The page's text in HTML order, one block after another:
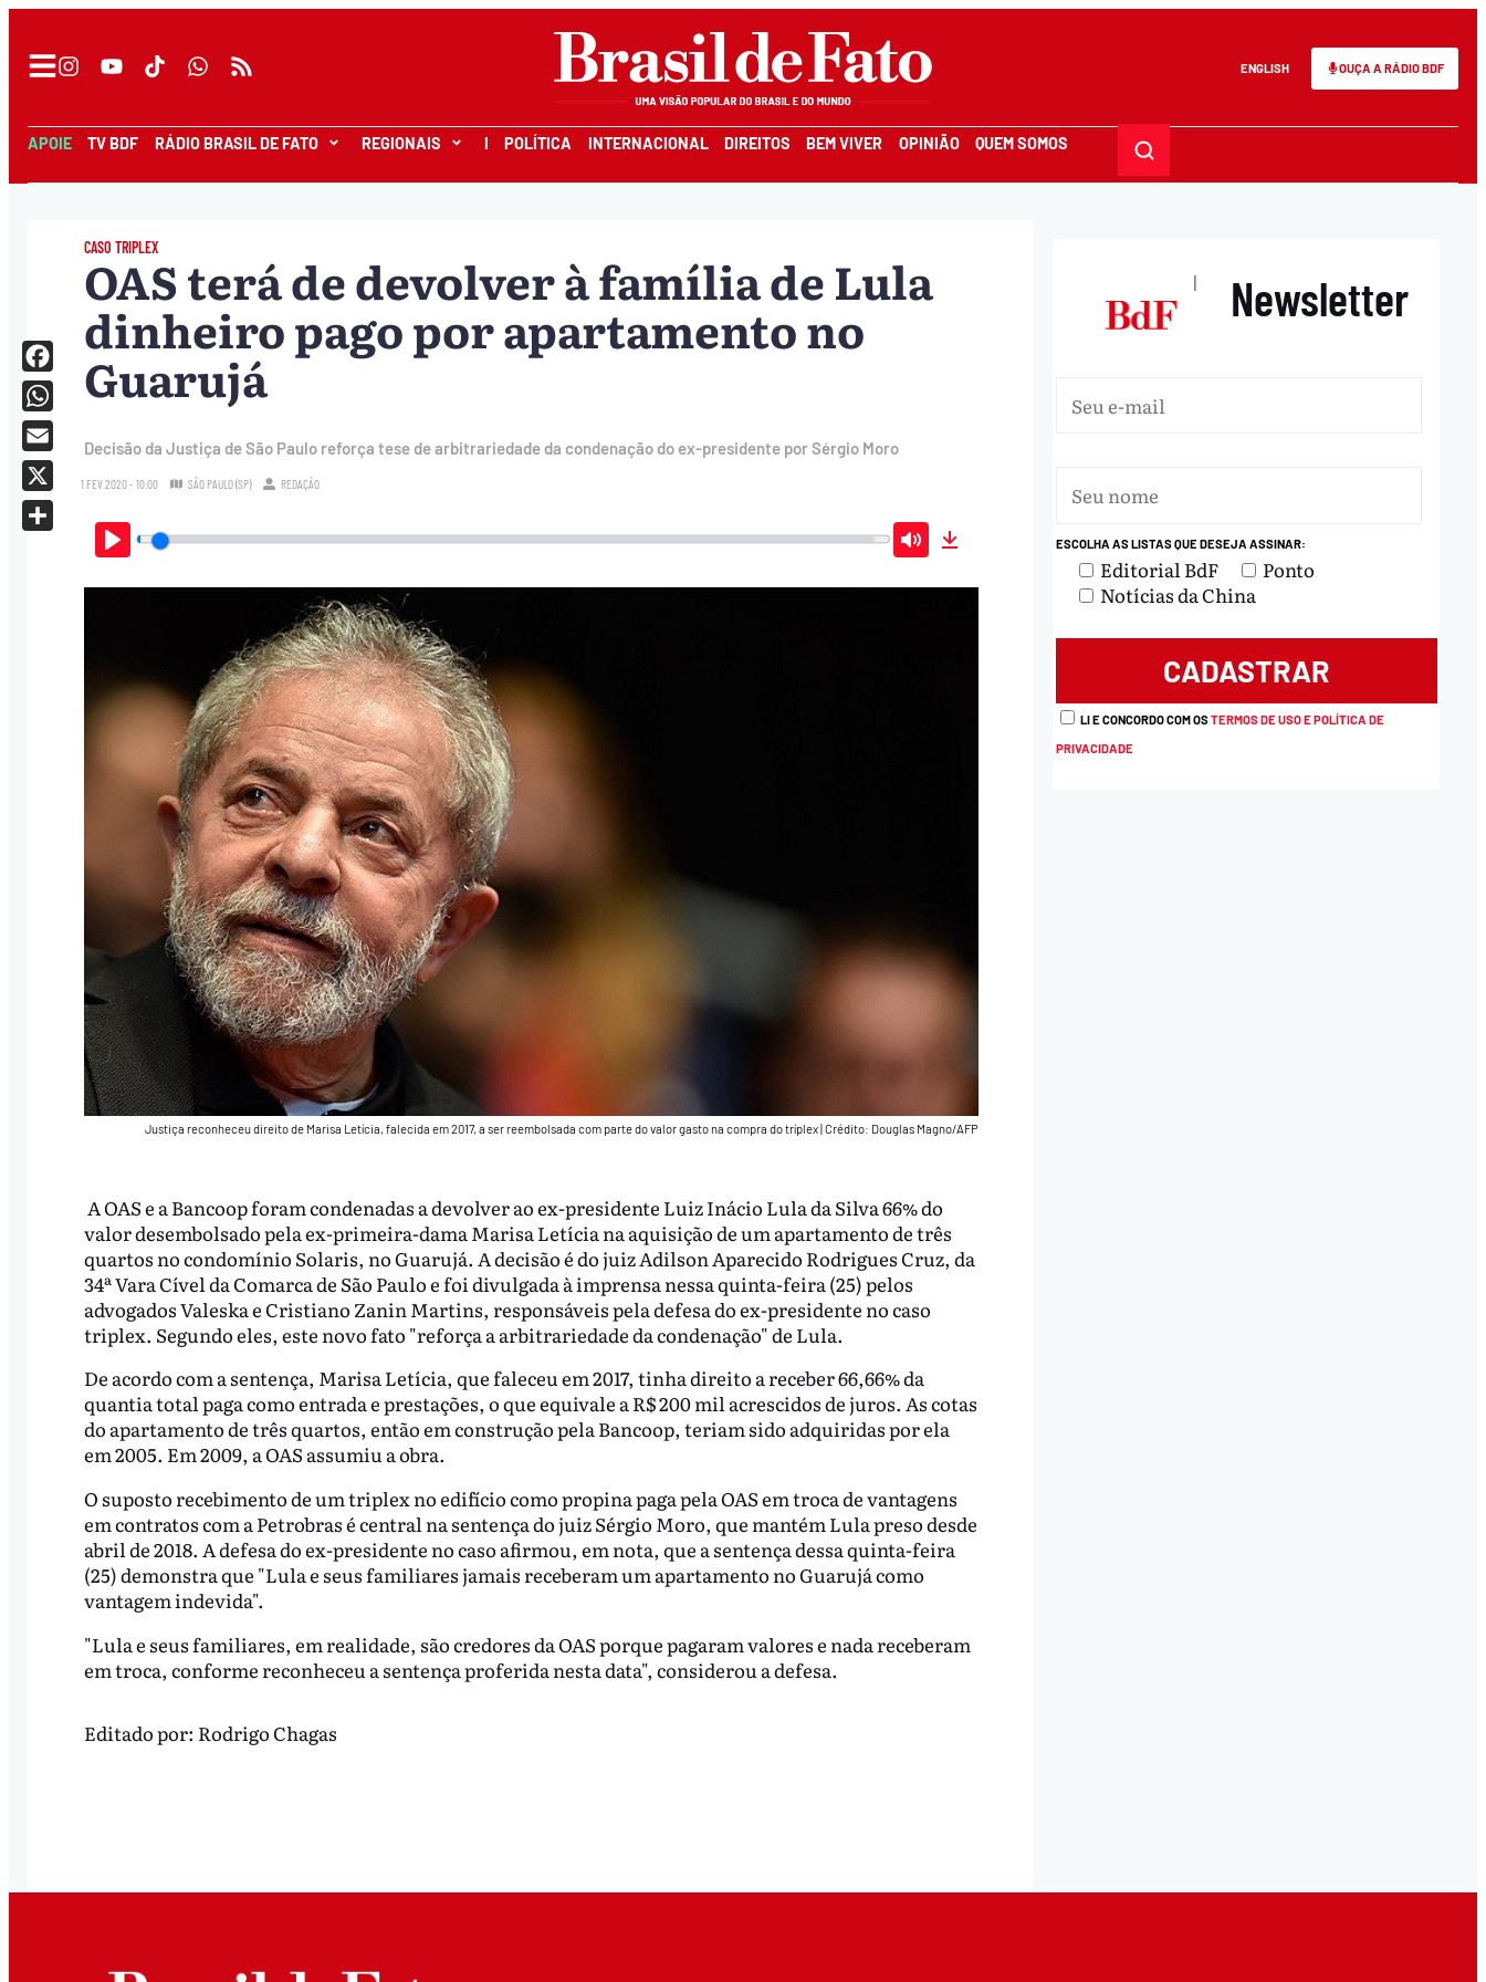
ENGLISH OUÇA A RÁDIO BDF
APOIE TV BDF RÁDIO BRASIL DE FATO REGIONAIS I POLÍTICA INTERNACIONAL DIREITOS BEM VIVER OPINIÃO QUEM SOMOS
CASO TRIPLEX
OAS terá de devolver à família de Lula
dinheiro pago por apartamento no
Guarujá
Decisão da Justiça de São Paulo reforça tese de arbitrariedade da condenação do ex-presidente por Sérgio Moro
1.FEV.2020 - 10:00 SÃO PAULO (SP) REDAÇÃO
Play Mute
Justiça reconheceu direito de Marisa Letícia, falecida em 2017, a ser reembolsada com parte do valor gasto na compra do tríplex|Crédito: Douglas Magno/AFP
A OAS e a Bancoop foram condenadas a devolver ao ex-presidente Luiz Inácio Lula da Silva 66% do
valor desembolsado pela ex-primeira-dama Marisa Letícia na aquisição de um apartamento de três
quartos no condomínio Solaris, no Guarujá. A decisão é do juiz Adilson Aparecido Rodrigues Cruz, da
34ª Vara Cível da Comarca de São Paulo e foi divulgada à imprensa nessa quinta-feira (25) pelos
advogados Valeska e Cristiano Zanin Martins, responsáveis pela defesa do ex-presidente no caso
triplex. Segundo eles, este novo fato "reforça a arbitrariedade da condenação" de Lula.
De acordo com a sentença, Marisa Letícia, que faleceu em 2017, tinha direito a receber 66,66% da
quantia total paga como entrada e prestações, o que equivale a R$ 200 mil acrescidos de juros. As cotas
do apartamento de três quartos, então em construção pela Bancoop, teriam sido adquiridas por ela
em 2005. Em 2009, a OAS assumiu a obra.
O suposto recebimento de um triplex no edifício como propina paga pela OAS em troca de vantagens
em contratos com a Petrobras é central na sentença do juiz Sérgio Moro, que mantém Lula preso desde
abril de 2018. A defesa do ex-presidente no caso afirmou, em nota, que a sentença dessa quinta-feira
(25) demonstra que "Lula e seus familiares jamais receberam um apartamento no Guarujá como
vantagem indevida".
"Lula e seus familiares, em realidade, são credores da OAS porque pagaram valores e nada receberam
em troca, conforme reconheceu a sentença proferida nesta data", considerou a defesa.
Facebook
WhatsApp
Email
X
Editado por: Rodrigo Chagas
| Newsletter
ESCOLHA AS LISTAS QUE DESEJA ASSINAR:
Editorial BdF
Ponto
Notícias da China
LI E CONCORDO COM OSTERMOS DE USO E POLÍTICA DE
PRIVACIDADE